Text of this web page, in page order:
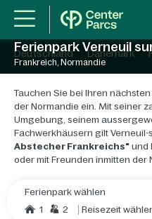
Deutschland Dänemark
Ferienpark Verneuil
Frankreich, Normandie
Tauchen Sie bei Ihren
der Normandie ein. Mit seiner
Umgebung, seinem
Fachwerkhäusern gilt Verneuil-
Abstecher Frankreichs" und
oder mit Freunden inmitten der
Der Ferienpark Les Bois-
ideal für ein Wochenende in
Ferienpark wählen
1
2 Reisezeit